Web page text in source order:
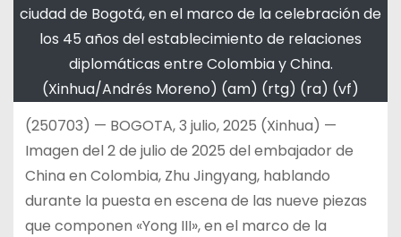
ciudad de Bogotá, en el marco de la celebración de
los 45 años del establecimiento de relaciones
diplomáticas entre Colombia y China.
(Xinhua/Andrés Moreno) (am) (rtg) (ra) (vf)
(250703) — BOGOTA, 3 julio, 2025 (Xinhua) —
Imagen del 2 de julio de 2025 del embajador de
China en Colombia, Zhu Jingyang, hablando
durante la puesta en escena de las nueve piezas
que componen «Yong III», en el marco de la